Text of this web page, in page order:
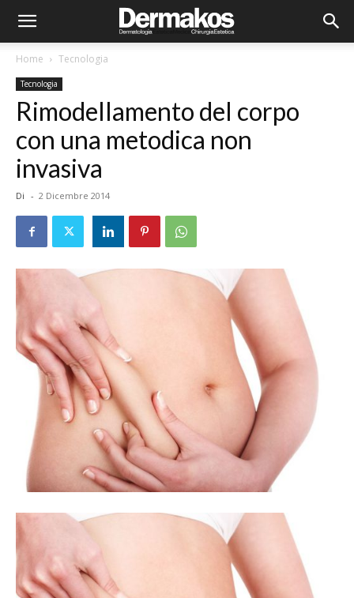
Home Tecnologia
Tecnologia
Rimodellamento del corpo
con una metodica non
invasiva
Di - 2 Dicembre 2014